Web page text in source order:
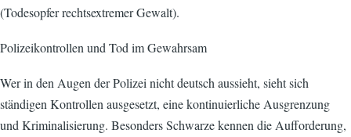
(Todesopfer rechtsextremer Gewalt).
Polizeikontrollen und Tod im Gewahrsam
Wer in den Augen der Polizei nicht deutsch aussieht, sieht sich
ständigen Kontrollen ausgesetzt, eine kontinuierliche Ausgrenzung
und Kriminalisierung. Besonders Schwarze kennen die Aufforderung,